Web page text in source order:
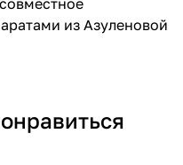
из Азуленовой